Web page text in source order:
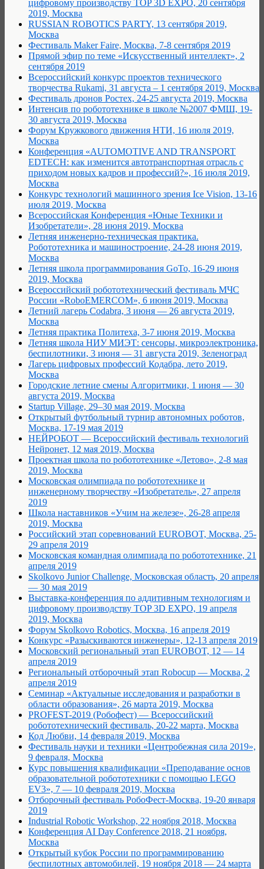
цифровому производству TOP 3D EXPO, 20 сентября
2019, Москва
RUSSIAN ROBOTICS PARTY, 13 сентября 2019,
Москва
Фестиваль Maker Faire, Москва, 7-8 сентября 2019
Прямой эфир по теме «Искусственный интеллект», 2
сентября 2019
Всероссийский конкурс проектов технического
творчества Rukami, 31 августа – 1 сентября 2019, Москва
Фестиваль дронов Ростех, 24-25 августа 2019, Москва
Интенсив по робототехнике в школе №2007 ФМШ, 19-
30 августа 2019, Москва
Форум Кружкового движения НТИ, 16 июля 2019,
Москва
Конференция «AUTOMOTIVE AND TRANSPORT
EDTECH: как изменится автотранспортная отрасль с
приходом новых кадров и профессий?», 16 июля 2019,
Москва
Конкурс технологий машинного зрения Ice Vision, 13-16
июля 2019, Москва
Всероссийская Конференция «Юные Техники и
Изобретатели», 28 июня 2019, Москва
Летняя инженерно-техническая практика.
Робототехника и машиностроение, 24-28 июня 2019,
Москва
Летняя школа программирования GoTo, 16-29 июня
2019, Москва
Всероссийский робототехнический фестиваль МЧС
России «RoboEMERCOM», 6 июня 2019, Москва
Летний лагерь Codabra, 3 июня — 26 августа 2019,
Москва
Летняя практика Политеха, 3-7 июня 2019, Москва
Летняя школа НИУ МИЭТ: сенсоры, микроэлектроника,
беспилотники, 3 июня — 31 августа 2019, Зеленоград
Лагерь цифровых профессий Кодабра, лето 2019,
Москва
Городские летние смены Алгоритмики, 1 июня — 30
августа 2019, Москва
Startup Village, 29–30 мая 2019, Москва
Открытый футбольный турнир автономных роботов,
Москва, 17-19 мая 2019
НЕЙРОБОТ — Всероссийский фестиваль технологий
Нейронет, 12 мая 2019, Москва
Проектная школа по робототехнике «Летово», 2-8 мая
2019, Москва
Московская олимпиада по робототехнике и
инженерному творчеству «Изобретатель», 27 апреля
2019
Школа наставников «Учим на железе», 26-28 апреля
2019, Москва
Российский этап соревнований EUROBOT, Москва, 25-
29 апреля 2019
Московская командная олимпиада по робототехнике, 21
апреля 2019
Skolkovo Junior Challenge, Московская область, 20 апреля
— 30 мая 2019
Выставка-конференция по аддитивным технологиям и
цифровому производству TOP 3D EXPO, 19 апреля
2019, Москва
Форум Skolkovo Robotics, Москва, 16 апреля 2019
Конкурс «Разыскиваются инженеры», 12-13 апреля 2019
Московский региональный этап EUROBOT, 12 — 14
апреля 2019
Региональный отборочный этап Robocup — Москва, 2
апреля 2019
Семинар «Актуальные исследования и разработки в
области образования», 26 марта 2019, Москва
PROFEST-2019 (Робофест) — Всероссийский
робототехнический фестиваль, 20-22 марта, Москва
Код Любви, 14 февраля 2019, Москва
Фестиваль науки и техники «Центробежная сила 2019»,
9 февраля, Москва
Курс повышения квалификации «Преподавание основ
образовательной робототехники с помощью LEGO
EV3», 7 — 10 февраля 2019, Москва
Отборочный фестиваль РобоФест-Москва, 19-20 января
2019
Industrial Robotic Workshop, 22 ноября 2018, Москва
Конференция AI Day Conference 2018, 21 ноября,
Москва
Открытый кубок России по программированию
беспилотных автомобилей, 19 ноября 2018 — 24 марта